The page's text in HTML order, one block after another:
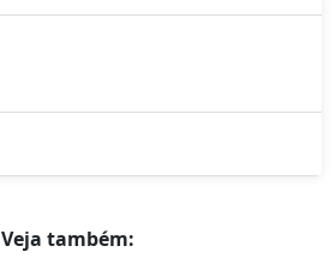
Veja também: